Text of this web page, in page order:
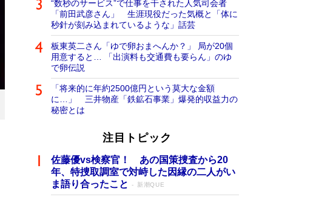
“数秒のサービス”で仕事を干された人気司会者
「前田武彦さん」 生涯現役だった気概と「体に
秒針が刻み込まれているような」話芸
板東英二さん「ゆで卵おまへんか？」 局が20個
用意すると… 「出演料も交通費も要らん」のゆ
で卵伝説
「将来的に年約2500億円という莫大な金額
に…」 三井物産「鉄鉱石事業」爆発的収益力の
秘密とは
注目トピック
佐藤優vs検察官！ あの国策捜査から20
年、特捜取調室で対峙した因縁の二人がい
ま語り合ったこと
新潮QUE